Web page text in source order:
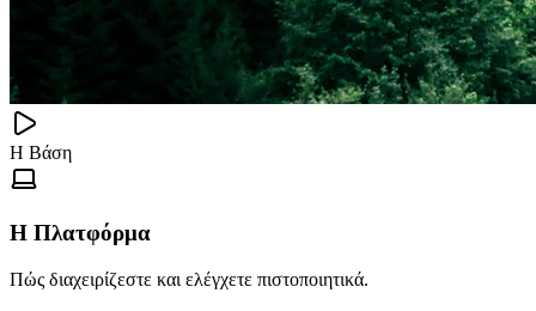
Η Βάση
Η Πλατφόρμα
Πώς διαχειρίζεστε και ελέγχετε πιστοποιητικά.